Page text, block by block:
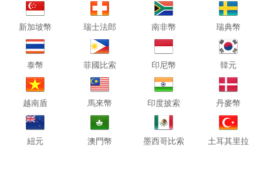
新加坡幣 瑞士法郎 南非幣 瑞典幣
泰幣 菲國比索 印尼幣 韓元
越南盾 馬來幣 印度披索 丹麥幣
紐元 澳門幣 墨西哥比索 土耳其里拉